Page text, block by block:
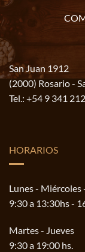
San Juan 1912
(2000) Rosario -
Tel.: +54 9 341
HORARIOS
Lunes - Miércoles
9:30 a 13:30hs -
Martes - Jueves
9:30 a 19:00 hs.